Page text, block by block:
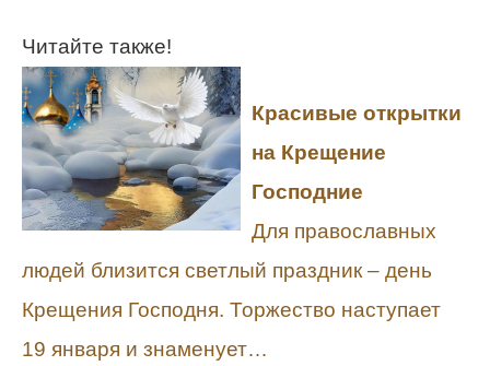
Читайте также!
Красивые открытки
на Крещение
Господние
Для православных
людей близится светлый праздник – день
Крещения Господня. Торжество наступает
19 января и знаменует…